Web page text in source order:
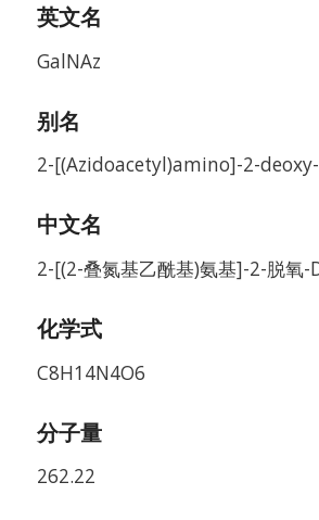
英文名
GalNAz
别名
2-[(Azidoacetyl)amino]-2-
中文名
2-[(2-叠氮基乙酰基)氨基]-2-脱氧-
化学式
C8H14N4O6
分子量
262.22